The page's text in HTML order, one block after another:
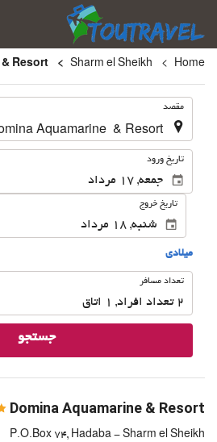
Home
Sharm el Sheikh
مقصد
تاریخ ورود
تاریخ خروج
ميلادى
تعداد
تعداد مسافر
2 تعداد افراد ,
1 اتاق
جستجو
Domina Aquamarine & Resort
P.O.Box 74, Hadaba - Sharm el Sheikh